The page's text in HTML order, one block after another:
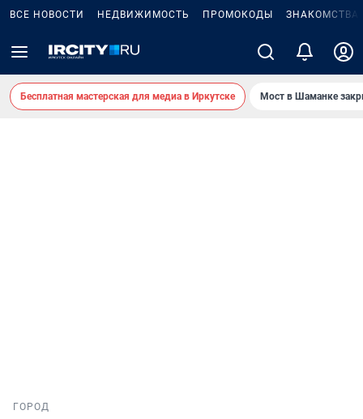
ВСЕ НОВОСТИ НЕДВИЖИМОСТЬ ПРОМОКОДЫ ЗНАКОМСТВА
Бесплатная мастерская для медиа в Иркутске Мост в Шаманке
ГОРОД